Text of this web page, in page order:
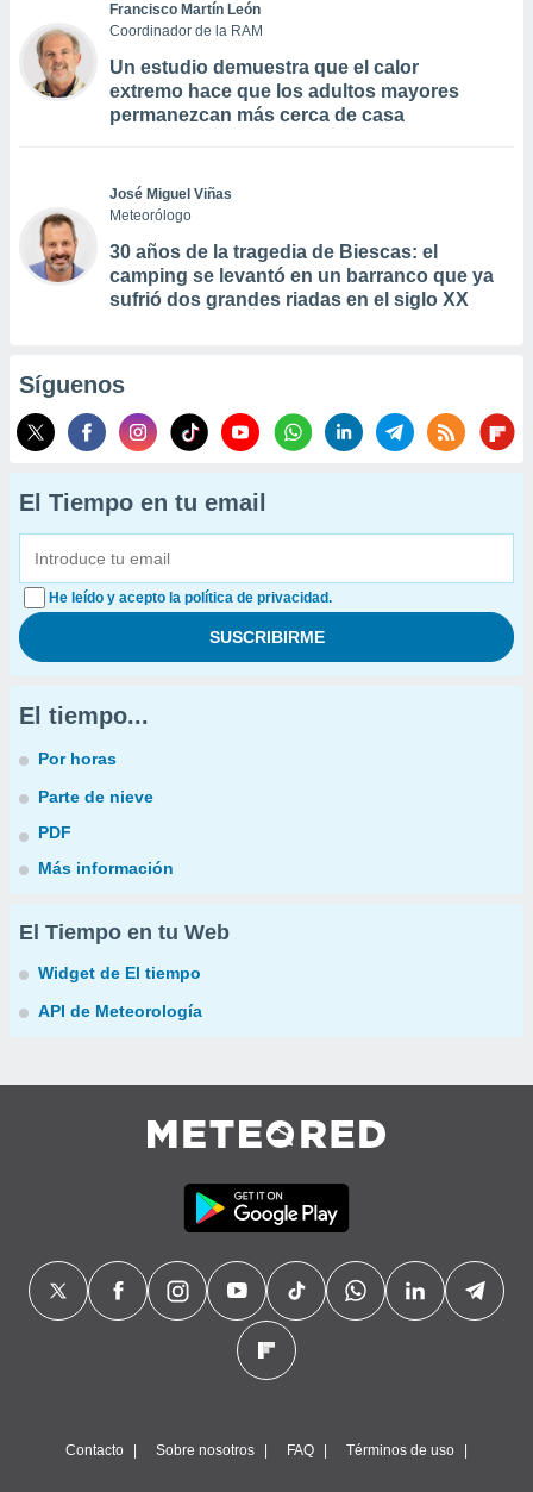
Francisco Martín León
Coordinador de la RAM
Un estudio demuestra que el calor
extremo hace que los adultos mayores
permanezcan más cerca de casa
José Miguel Viñas
Meteorólogo
30 años de la tragedia de Biescas: el
camping se levantó en un barranco que ya
sufrió dos grandes riadas en el siglo XX
Síguenos
El Tiempo en tu email
He leído y acepto la política de privacidad.
El tiempo...
Por horas
Parte de nieve
PDF
Más información
El Tiempo en tu Web
Widget de El tiempo
API de Meteorología
Contacto Sobre nosotros FAQ Términos de uso